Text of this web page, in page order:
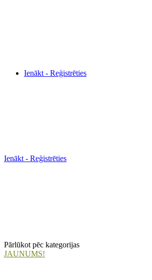
Ienākt - Reģistrēties
Ienākt - Reģistrēties
Pārlūkot pēc kategorijas
JAUNUMS!